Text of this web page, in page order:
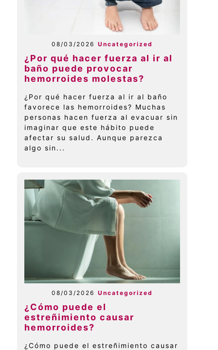
08/03/2026 Uncategorized
¿Por qué hacer fuerza al ir al
baño puede provocar
hemorroides molestas?
¿Por qué hacer fuerza al ir al baño
favorece las hemorroides? Muchas
personas hacen fuerza al evacuar sin
imaginar que este hábito puede
afectar su salud. Aunque parezca
algo sin...
08/03/2026 Uncategorized
¿Cómo puede el
estreñimiento causar
hemorroides?
¿Cómo puede el estreñimiento causar